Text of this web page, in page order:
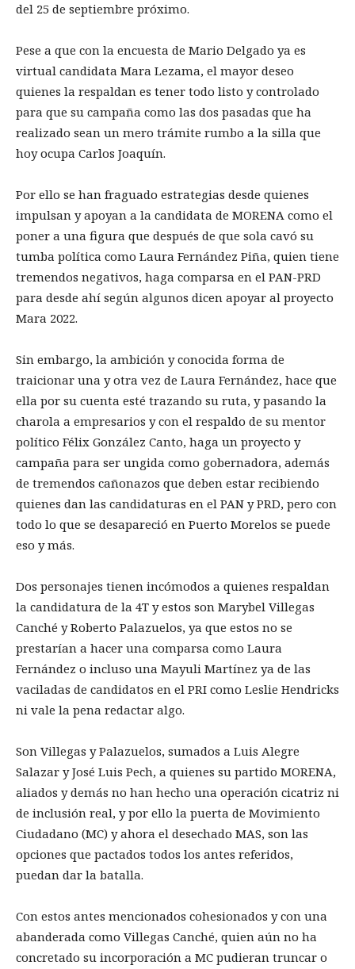
del 25 de septiembre próximo.
Pese a que con la encuesta de Mario Delgado ya es
virtual candidata Mara Lezama, el mayor deseo
quienes la respaldan es tener todo listo y controlado
para que su campaña como las dos pasadas que ha
realizado sean un mero trámite rumbo a la silla que
hoy ocupa Carlos Joaquín.
Por ello se han fraguado estrategias desde quienes
impulsan y apoyan a la candidata de MORENA como el
poner a una figura que después de que sola cavó su
tumba política como Laura Fernández Piña, quien tiene
tremendos negativos, haga comparsa en el PAN-PRD
para desde ahí según algunos dicen apoyar al proyecto
Mara 2022.
Sin embargo, la ambición y conocida forma de
traicionar una y otra vez de Laura Fernández, hace que
ella por su cuenta esté trazando su ruta, y pasando la
charola a empresarios y con el respaldo de su mentor
político Félix González Canto, haga un proyecto y
campaña para ser ungida como gobernadora, además
de tremendos cañonazos que deben estar recibiendo
quienes dan las candidaturas en el PAN y PRD, pero con
todo lo que se desapareció en Puerto Morelos se puede
eso y más.
Dos personajes tienen incómodos a quienes respaldan
la candidatura de la 4T y estos son Marybel Villegas
Canché y Roberto Palazuelos, ya que estos no se
prestarían a hacer una comparsa como Laura
Fernández o incluso una Mayuli Martínez ya de las
vaciladas de candidatos en el PRI como Leslie Hendricks
ni vale la pena redactar algo.
Son Villegas y Palazuelos, sumados a Luis Alegre
Salazar y José Luis Pech, a quienes su partido MORENA,
aliados y demás no han hecho una operación cicatriz ni
de inclusión real, y por ello la puerta de Movimiento
Ciudadano (MC) y ahora el desechado MAS, son las
opciones que pactados todos los antes referidos,
puedan dar la batalla.
Con estos antes mencionados cohesionados y con una
abanderada como Villegas Canché, quien aún no ha
concretado su incorporación a MC pudieran truncar o